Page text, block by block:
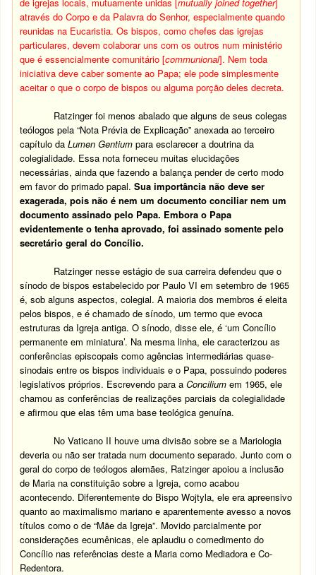
através do Corpo e da Palavra do Senhor, especialmente quando
reunidas na Eucaristia. Os bispos, como chefes das igrejas
particulares, devem colaborar uns com os outros num ministério
que é essencialmente comunitário [communional]. Nem toda
iniciativa deve caber somente ao Papa; ele pode simplesmente
aceitar o que o corpo de bispos ou alguma porção deles decreta.
Ratzinger foi menos abalado que alguns de seus colegas
teólogos pela “Nota Prévia de Explicação” anexada ao terceiro
capítulo daLumen Gentiumpara esclarecer a doutrina da
colegialidade. Essa nota forneceu muitas elucidações
necessárias, ainda que fazendo a balança pender de certo modo
em favor do primado papal.Sua importância não deve ser
exagerada, pois não é nem um documento conciliar nem um
documento assinado pelo Papa. Embora o Papa
evidentemente o tenha aprovado, foi assinado somente pelo
secretário geral do Concílio.
Ratzinger nesse estágio de sua carreira defendeu que o
sínodo de bispos estabelecido por Paulo VI em setembro de 1965
é, sob alguns aspectos, colegial. A maioria dos membros é eleita
pelos bispos, e é chamado de sínodo, um termo que evoca
estruturas da Igreja antiga.O sínodo, disse ele, é ‘um Concílio
permanente em miniatura’. Na mesma linha, ele caracterizou as
conferências episcopais como agências intermediárias quase-
sinodais entre os bispos individuais e o Papa, possuindo poderes
legislativos próprios. Escrevendo para aConciliumem 1965, ele
chamou as conferências de realizações parciais da colegialidade
e afirmou que elas têm uma base teológica genuína.
No Vaticano II houve uma divisão sobre se a Mariologia
deveria ou não ser tratada num documento separado. Junto com o
geral do corpo de teólogos alemães, Ratzinger apoiou a inclusão
de Maria na constituição sobre a Igreja, como acabou
acontecendo. Diferentemente do Bispo Wojtyla, ele era apreensivo
quanto ao maximalismo mariano e aparentemente avesso a novos
títulos como o de “Mãe da Igreja”. Movido parcialmente por
considerações ecumênicas, ele aplaudiu o comedimento do
Concílio nas referências deste a Maria como Mediadora e Co-
Redentora.